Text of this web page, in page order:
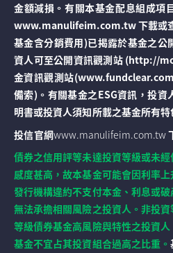
金額減損。有關本基金配息組成項
www.manulifeim.com.tw 下載或
基金含分銷費用)已揭露於基金之公
資人可至公開資訊觀測站 (http://
金資訊觀測站
備索)。有關基金之ESG資訊，投
明書或投資人須知所載之基金所有
投信官網www.manulifeim.com.tw
債券之信用評等未達投資等級或未
感度甚高，故本基金可能會因利率
發行機構違約不支付本金、利息或
無法承擔相關風險之投資人。非投
等級債券基金高風險與特性之投資
基金不宜占其投資組合過高之比重。